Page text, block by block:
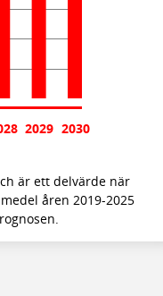
2029 2030
är ett delvärde när
åren 2019-2025